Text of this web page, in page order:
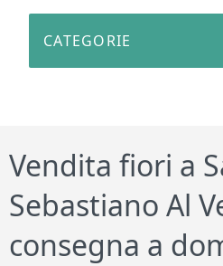
CATEGORIE
Vendita fiori a
Sebastiano Al
consegna a